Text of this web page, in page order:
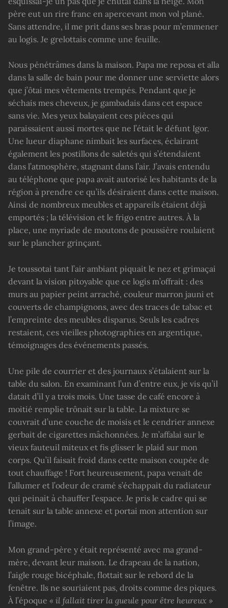
père eut un rire franc en apercevant mon vol plané.
Sans attendre, il me prit dans ses bras pour m’emmener
au logis. Je grelottais comme une feuille.
Nous pénétrâmes dans la maison. Papa me reposa et alla
dans la salle de bain pour me donner une serviette alors
que j’ôtai mes vêtements trempés. Pendant que je
séchais mes cheveux, je gambadais dans cet espace
sans vie. Mes yeux balayaient ces pièces qui
paraissaient aussi mortes que ne l’était le défunt Igor.
Une lueur diaphane nimbait les surfaces, éclairant
également les postillons de saletés qui s’étendaient
dans l’atmosphère, stagnant dans l’air. J’avais entendu
au téléphone que papa avait autorisé les habitants de la
région à prendre ce qu’ils désiraient dans cette maison.
Ainsi de nombreux meubles et appareils étaient déjà
emportés ; la télévision et le frigo entre autres. À la
place, une myriade de moutons de poussière roulaient
sur le plancher grinçant.
Je toussotai tant l’air ambiant piquait le nez et grimaçai
devant la vision pitoyable que ce logis m’offrait : des
murs au papier peint arraché, couleur marron jauni et
couverts de champignons, avec des traces de tabac et
l’empreinte des meubles disparus. Seuls les cadres
restaient, ces vieilles photographies en argentique,
témoignages des événements passés.
Une pile de courrier et des journaux s’étalaient sur la
table du salon. En examinant l’un d’entre eux, je vis qu’il
datait d’il y a trois mois. Une tasse de café encore à
moitié remplie trônait sur la table. La mixture se
couvrait d’une couche de moisis et le cendrier annexe
gerbait de cigarettes mâchonnées. Je m’affalai sur le
vieux fauteuil miteux et fis glisser le plaid sur mon
corps. Qu’il faisait froid dans cette maison coupée de
tout chauffage ! Fort heureusement, papa venait de
l’allumer et l’odeur de cramé s’échappait du radiateur
qui peinait à chauffer l’espace. Je pris le cadre qui se
tenait sur la table annexe et portai mon attention sur
l’image.
Mon grand-père y était représenté avec ma grand-
mère, devant leur maison. Le drapeau de la nation,
l’aigle rouge bicéphale, flottait sur le rebord de la
fenêtre. Ils ne souriaient pas, droits comme des piques.
À l’époque « il fallait tirer la gueule pour être heureux »